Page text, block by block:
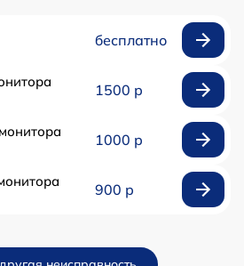
бесплатно
1500 р
1000 р
900 р